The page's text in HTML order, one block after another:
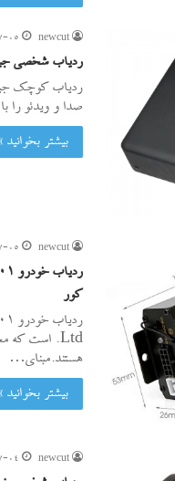
newcut
05
ردیاب شخصی
صدا و ویدئو را
بیشتر بخوانید
newcut
05
کور
هستند.مبنای…
بیشتر بخوانید
newcut
04